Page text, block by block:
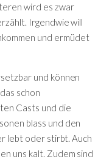
wird es zwar
Irgendwie will
und ermüdet
und können
schon
Casts und die
blass und den
lebt oder stirbt. Auch
uns kalt. Zudem sind